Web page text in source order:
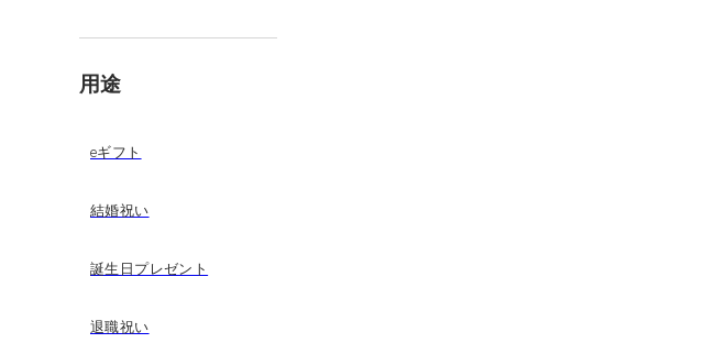
用途
eギフト
結婚祝い
誕生日プレゼント
退職祝い